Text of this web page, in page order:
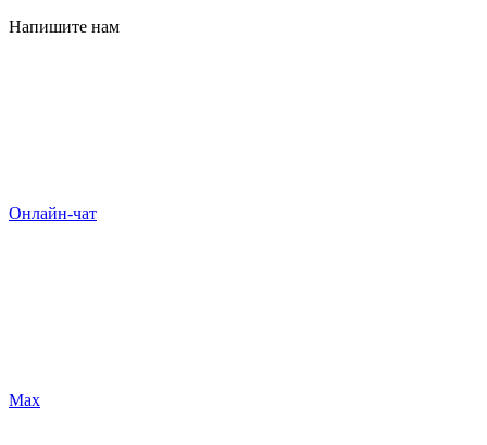
Напишите нам
Онлайн-чат
Max